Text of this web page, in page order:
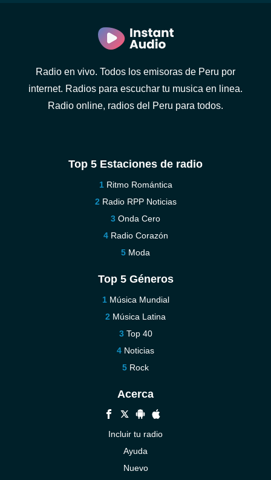
Radio en vivo. Todos los emisoras de Peru por
internet. Radios para escuchar tu musica en linea.
Radio online, radios del Peru para todos.
Top 5 Estaciones de radio
Ritmo Romántica
Radio RPP Noticias
Onda Cero
Radio Corazón
Moda
Top 5 Géneros
Música Mundial
Música Latina
Top 40
Noticias
Rock
Acerca
Incluir tu radio
Ayuda
Nuevo